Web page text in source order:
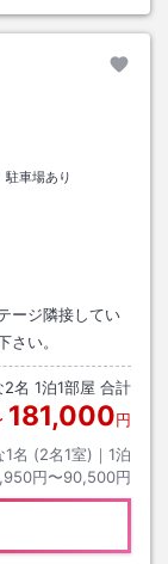
駐車場あり
ージ隣接してい
い。
2名 1泊1部屋 合計
181,000円
1名 (2名1室)｜ 1泊
円〜90,500円